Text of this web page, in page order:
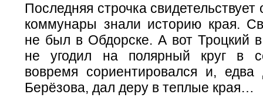
Последняя строчка
коммунары знали историю края.
не был в Обдорске. А вот Троцкий
не угодил на полярный круг в
вовремя сориентировался и,
Берёзова, дал деру в теплые края…